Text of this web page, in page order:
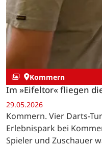
Kommern
Im »Eifeltor« fliegen
29.05.2026
Kommern. Vier Darts-
Erlebnispark bei
Spieler und Zuschauer